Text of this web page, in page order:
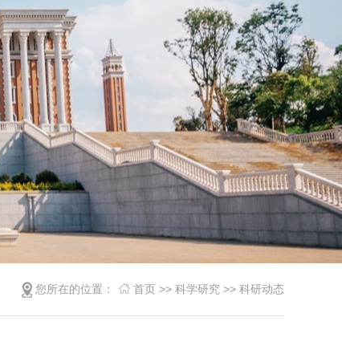
您所在的位置： 首页 >> 科学研究 >> 科研动态